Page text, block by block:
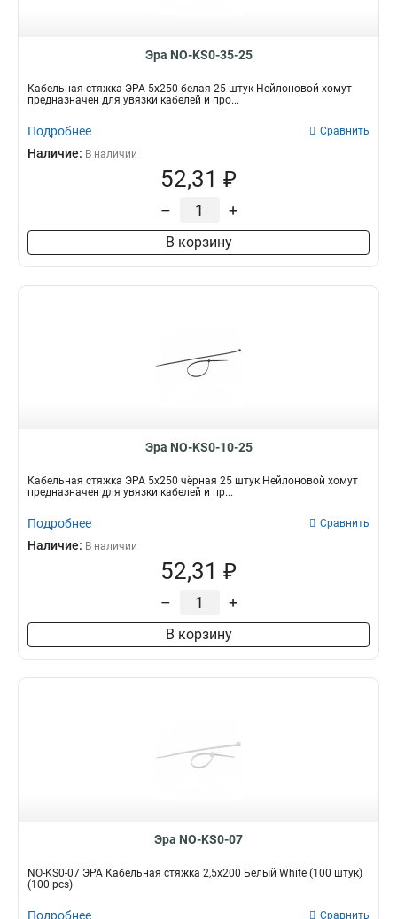
Эра NO-KS0-35-25
Кабельная стяжка ЭРА 5x250 белая 25 штук Нейлоновой хомут
предназначен для увязки кабелей и про...
Подробнее Сравнить
Наличие: В наличии
52,31 ₽
– +
В корзину
Эра NO-KS0-10-25
Кабельная стяжка ЭРА 5x250 чёрная 25 штук Нейлоновой хомут
предназначен для увязки кабелей и пр...
Подробнее Сравнить
Наличие: В наличии
52,31 ₽
– +
В корзину
Эра NO-KS0-07
NO-KS0-07 ЭРА Кабельная стяжка 2,5х200 Белый White (100 штук)
(100 pcs)
Подробнее Сравнить